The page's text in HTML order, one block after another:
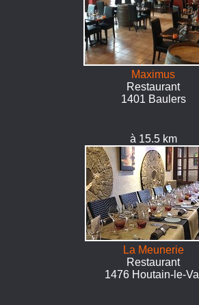
Maximus
Restaurant
1401 Baulers
à 15.5 km
La Meunerie
Restaurant
1476 Houtain-le-Val